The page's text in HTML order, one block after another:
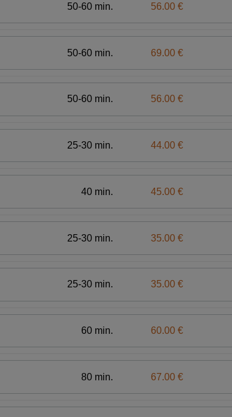
50-60 min. 56.00 €
50-60 min. 69.00 €
50-60 min. 56.00 €
25-30 min. 44.00 €
40 min. 45.00 €
25-30 min. 35.00 €
25-30 min. 35.00 €
60 min. 60.00 €
80 min. 67.00 €